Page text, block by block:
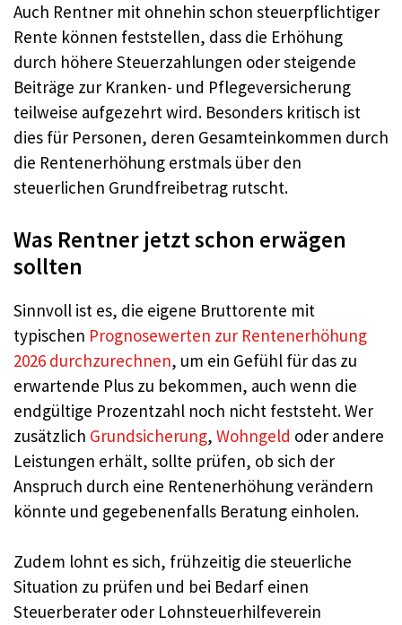
Auch Rentner mit ohnehin schon steuerpflichtiger
Rente können feststellen, dass die Erhöhung
durch höhere Steuerzahlungen oder steigende
Beiträge zur Kranken- und Pflegeversicherung
teilweise aufgezehrt wird. Besonders kritisch ist
dies für Personen, deren Gesamteinkommen durch
die Rentenerhöhung erstmals über den
steuerlichen Grundfreibetrag rutscht.
Was Rentner jetzt schon erwägen
sollten
Sinnvoll ist es, die eigene Bruttorente mit
typischen Prognosewerten zur Rentenerhöhung
2026 durchzurechnen, um ein Gefühl für das zu
erwartende Plus zu bekommen, auch wenn die
endgültige Prozentzahl noch nicht feststeht. Wer
zusätzlich Grundsicherung, Wohngeld oder andere
Leistungen erhält, sollte prüfen, ob sich der
Anspruch durch eine Rentenerhöhung verändern
könnte und gegebenenfalls Beratung einholen.
Zudem lohnt es sich, frühzeitig die steuerliche
Situation zu prüfen und bei Bedarf einen
Steuerberater oder Lohnsteuerhilfeverein